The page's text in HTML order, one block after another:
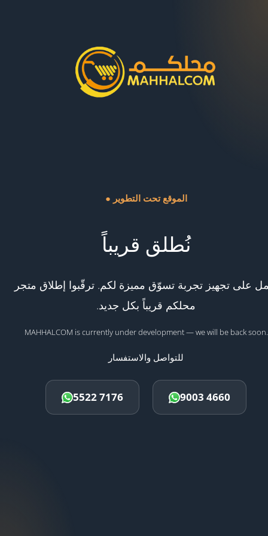
● الموقع تحت التطوير
نُطلق قريباً
على تجهيز تجربة تسوّق مميزة لكم. ترقّبوا إطلاق متجر
محلكم قريباً بكل جديد.
MAHHALCOM is currently under development — we will be back soon.
للتواصل والاستفسار
5522 7176 9003 4660